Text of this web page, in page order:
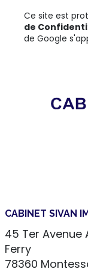
Ce site est
de
de Google
CABINET SIVAN
45 Ter Avenue
Ferry
78360